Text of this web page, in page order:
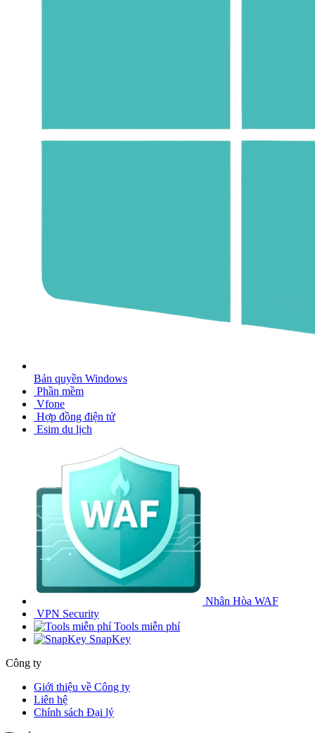
Bản quyền Windows
Phần mềm
Vfone
Hợp đồng điện tử
Esim du lịch
Nhân Hòa WAF
VPN Security
Tools miễn phí
SnapKey
Công ty
Giới thiệu về Công ty
Liên hệ
Chính sách Đại lý